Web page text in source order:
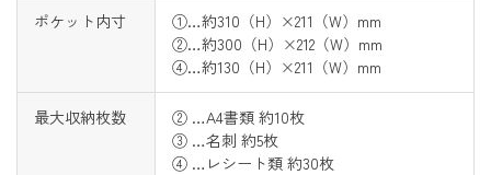
ポケット内寸
①…約310（H）×211（W）mm
②…約300（H）×212（W）mm
④…約130（H）×211（W）mm
最大収納枚数
② …A4書類 約10枚
③ …名刺 約5枚
④ …レシート類 約30枚